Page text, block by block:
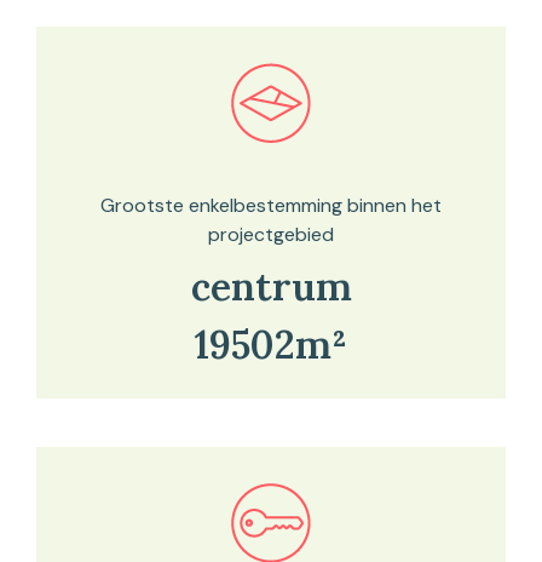
Bekijk in onze kaartviewer
Grootste enkelbestemming binnen het
projectgebied
centrum
19502m²
Bekijk in onze kaartviewer